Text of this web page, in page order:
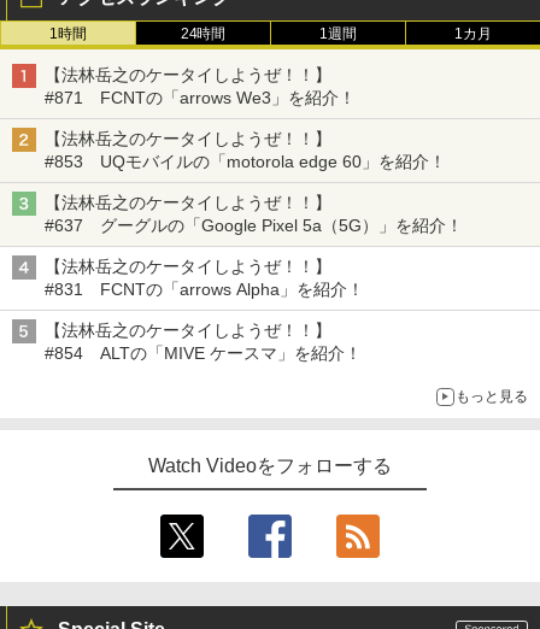
1時間 24時間 1週間 1カ月
【法林岳之のケータイしようぜ！！】
#871 FCNTの「arrows We3」を紹介！
【法林岳之のケータイしようぜ！！】
#853 UQモバイルの「motorola edge 60」を紹介！
【法林岳之のケータイしようぜ！！】
#637 グーグルの「Google Pixel 5a（5G）」を紹介！
【法林岳之のケータイしようぜ！！】
#831 FCNTの「arrows Alpha」を紹介！
【法林岳之のケータイしようぜ！！】
#854 ALTの「MIVE ケースマ」を紹介！
もっと見る
Watch Videoをフォローする